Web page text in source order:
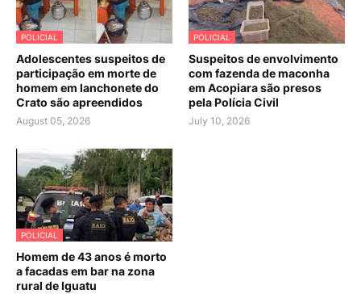
POLICIAL
Adolescentes suspeitos de
participação em morte de
homem em lanchonete do
Crato são apreendidos
August 05, 2026
POLICIAL
Suspeitos de envolvimento
com fazenda de maconha
em Acopiara são presos
pela Polícia Civil
July 10, 2026
POLICIAL
Homem de 43 anos é morto
a facadas em bar na zona
rural de Iguatu